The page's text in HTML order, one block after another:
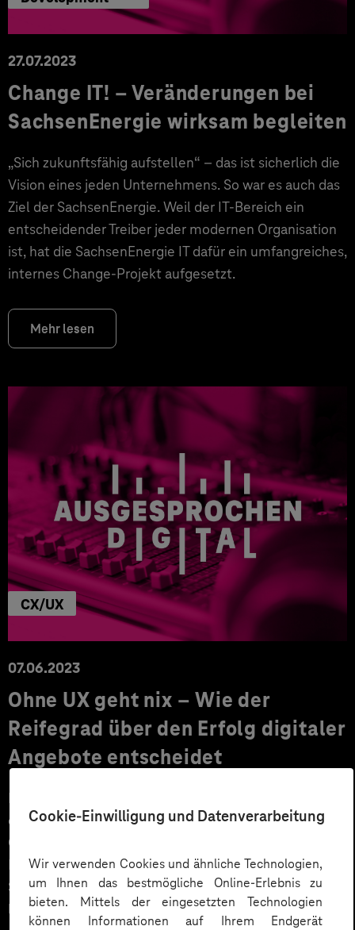
Cookie-Einwilligung und Datenverarbeitung
Wir verwenden Cookies und ähnliche Technologien,
um Ihnen das bestmögliche Online-Erlebnis zu
bieten. Mittels der eingesetzten Technologien
können Informationen auf Ihrem Endgerät
27.07.2023
Change IT! – Veränderungen bei
SachsenEnergie wirksam begleiten
„Sich zukunftsfähig aufstellen“ – das ist sicherlich die
Vision eines jeden Unternehmens. So war es auch das
Ziel der SachsenEnergie. Weil der IT-Bereich ein
entscheidender Treiber jeder modernen Organisation
ist, hat die SachsenEnergie IT dafür ein umfangreiches,
internes Change-Projekt aufgesetzt.
Mehr lesen
CX/UX
07.06.2023
Ohne UX geht nix – Wie der
Reifegrad über den Erfolg digitaler
Angebote entscheidet
Der erste Eindruck zählt. Auch bei digitalen Angeboten
entscheiden die Bedienbarkeit, Nutzerführung und
Gestaltung innerhalb kurzer Zeit darüber, welche
Erfahrungen die Nutzer*innen mit dem Produkt oder
Service machen. Ist die Meinung dabei einmal gefällt,
lässt sie sich so schnell nicht wieder korrigieren.